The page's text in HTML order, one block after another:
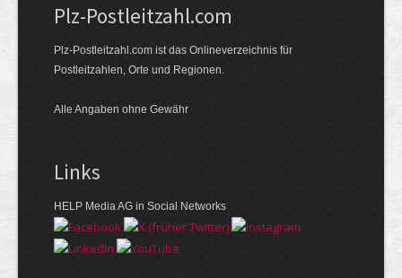
Plz-Postleitzahl.com
Plz-Postleitzahl.com ist das Onlineverzeichnis für
Postleitzahlen, Orte und Regionen.
Alle Angaben ohne Gewähr
Links
HELP Media AG in Social Networks